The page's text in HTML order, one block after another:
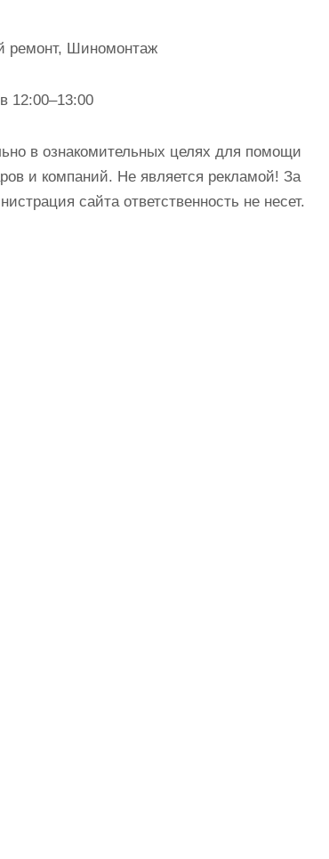
ремонт, Шиномонтаж
12:00–13:00
в ознакомительных целях для помощи
и компаний. Не является рекламой! За
сайта ответственность не несет.